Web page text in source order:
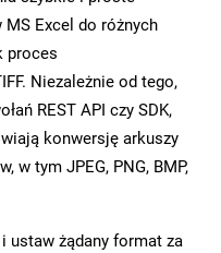
Excel do różnych
proces
Niezależnie od tego,
REST API czy SDK,
konwersję arkuszy
w tym JPEG, PNG, BMP,
i ustaw żądany format za